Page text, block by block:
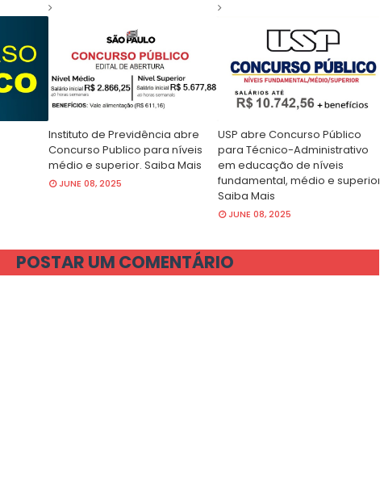
Instituto de Previdência abre
Concurso Publico para níveis
médio e superior. Saiba Mais
JUNE 08, 2025
USP abre Concurso Público
para Técnico-Administrativo
em educação de níveis
fundamental, médio e superior.
Saiba Mais
JUNE 08, 2025
POSTAR UM COMENTÁRIO